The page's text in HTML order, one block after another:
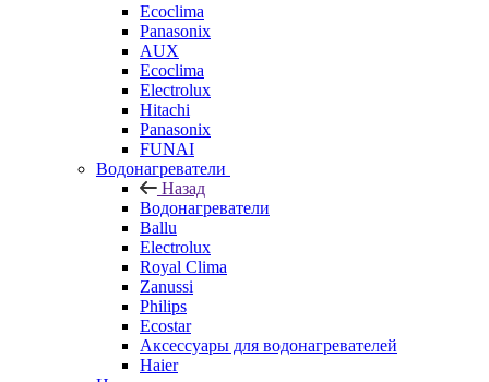
Ecoclima
Panasonix
AUX
Ecoclima
Electrolux
Hitachi
Panasonix
FUNAI
Водонагреватели
Назад
Водонагреватели
Ballu
Electrolux
Royal Clima
Zanussi
Philips
Ecostar
Аксессуары для водонагревателей
Haier